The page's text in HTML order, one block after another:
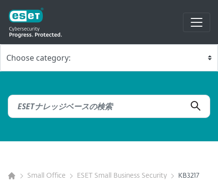
Small Office ESET Small Business Security KB3217